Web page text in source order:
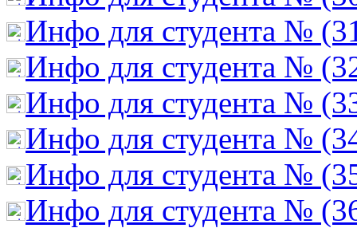
Инфо для студента №
Инфо для студента №
Инфо для студента №
Инфо для студента №
Инфо для студента №
Инфо для студента №